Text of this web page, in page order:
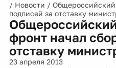
/ Новости /
подписей за отставку
фронт начал
отставку
23 апреля 2013